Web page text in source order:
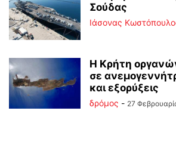
Σούδας
Ιάσονας
Η Κρήτη
σε
και εξορύξεις
δρόμος - 27